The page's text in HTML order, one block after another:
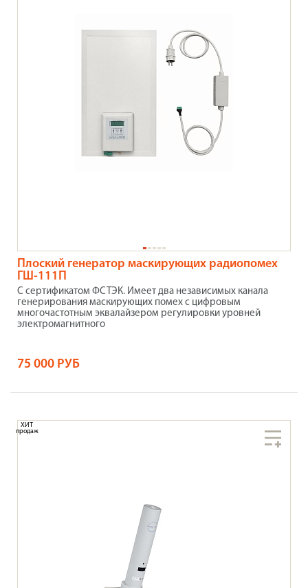
Плоский генератор маскирующих радиопомех
ГШ-111П
С сертификатом ФСТЭК. Имеет два независимых канала
генерирования маскирующих помех с цифровым
многочастотным эквалайзером регулировки уровней
электромагнитного
75 000 РУБ
ХИТ
продаж